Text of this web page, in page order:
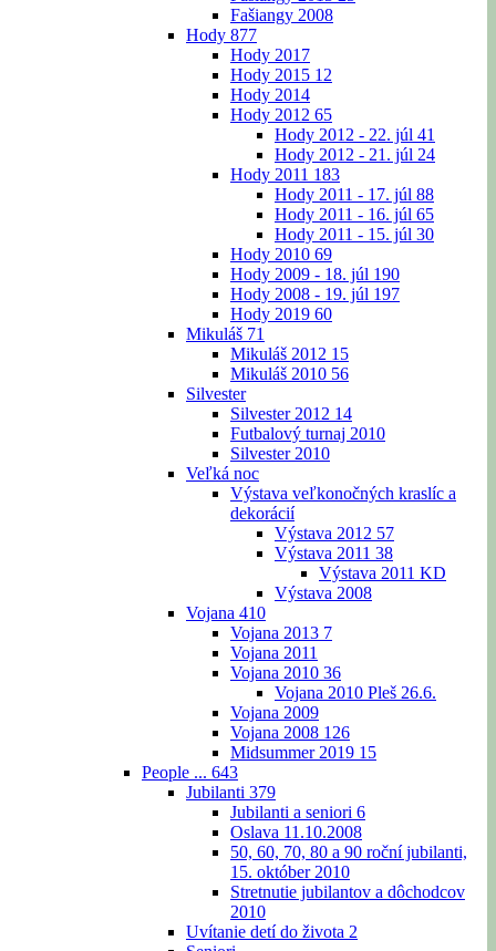
Fašiangy 2008
Hody 877
Hody 2017
Hody 2015 12
Hody 2014
Hody 2012 65
Hody 2012 - 22. júl 41
Hody 2012 - 21. júl 24
Hody 2011 183
Hody 2011 - 17. júl 88
Hody 2011 - 16. júl 65
Hody 2011 - 15. júl 30
Hody 2010 69
Hody 2009 - 18. júl 190
Hody 2008 - 19. júl 197
Hody 2019 60
Mikuláš 71
Mikuláš 2012 15
Mikuláš 2010 56
Silvester
Silvester 2012 14
Futbalový turnaj 2010
Silvester 2010
Veľká noc
Výstava veľkonočných kraslíc a
dekorácií
Výstava 2012 57
Výstava 2011 38
Výstava 2011 KD
Výstava 2008
Vojana 410
Vojana 2013 7
Vojana 2011
Vojana 2010 36
Vojana 2010 Pleš 26.6.
Vojana 2009
Vojana 2008 126
Midsummer 2019 15
People ... 643
Jubilanti 379
Jubilanti a seniori 6
Oslava 11.10.2008
50, 60, 70, 80 a 90 roční jubilanti,
15. október 2010
Stretnutie jubilantov a dôchodcov
2010
Uvítanie detí do života 2